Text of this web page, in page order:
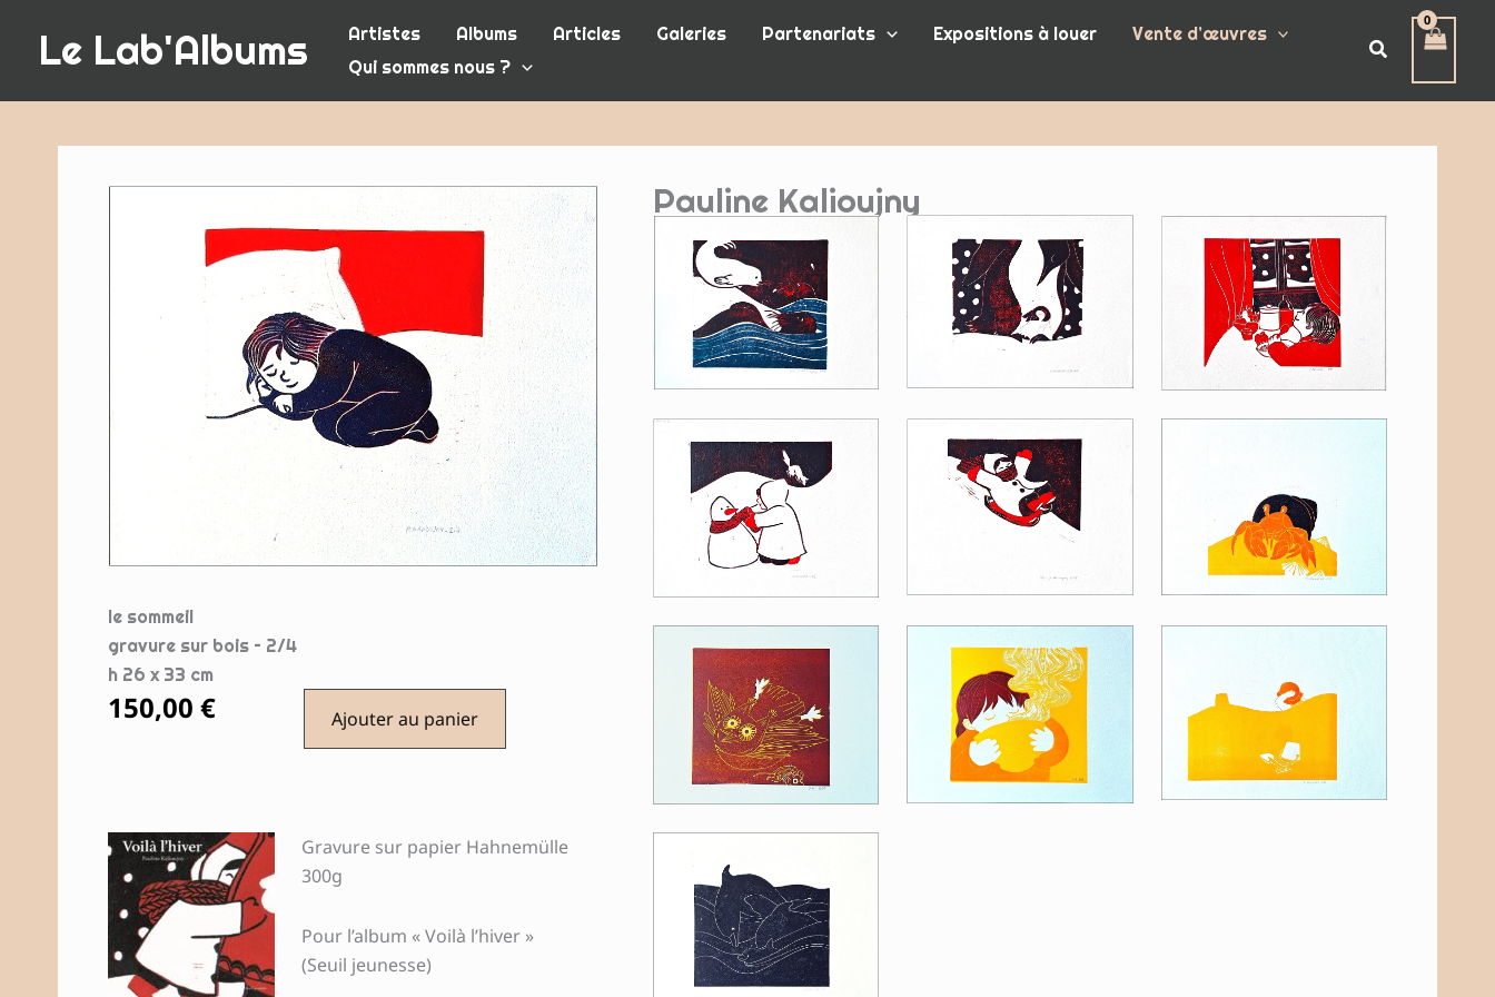
contenuLe Lab'Albums Artistes Albums Articles Galeries Partenariats Expositions à louer
Vente d’œuvres
Qui sommes nous ?
Rechercher
le sommeil
gravure sur bois – 2/4
h 26 x 33 cm
150,00 € Ajouter au panier
Gravure sur papier Hahnemülle
300g
Pour l’album « Voilà l’hiver »
(Seuil jeunesse)
Pauline Kalioujny